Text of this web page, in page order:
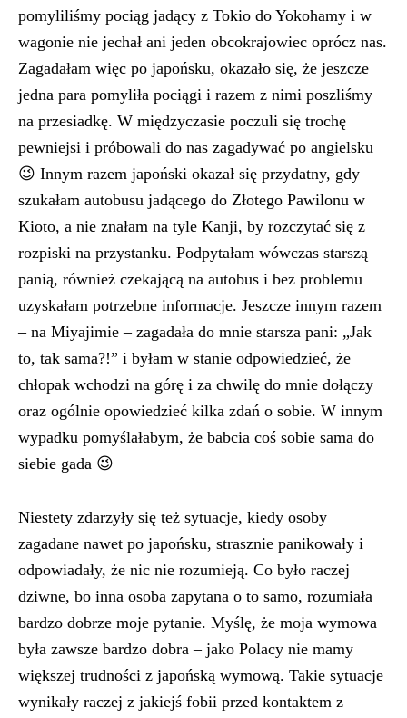
pomyliliśmy pociąg jadący z Tokio do Yokohamy i w
wagonie nie jechał ani jeden obcokrajowiec oprócz nas.
Zagadałam więc po japońsku, okazało się, że jeszcze
jedna para pomyliła pociągi i razem z nimi poszliśmy
na przesiadkę. W międzyczasie poczuli się trochę
pewniejsi i próbowali do nas zagadywać po angielsku
😉 Innym razem japoński okazał się przydatny, gdy
szukałam autobusu jadącego do Złotego Pawilonu w
Kioto, a nie znałam na tyle Kanji, by rozczytać się z
rozpiski na przystanku. Podpytałam wówczas starszą
panią, również czekającą na autobus i bez problemu
uzyskałam potrzebne informacje. Jeszcze innym razem
– na Miyajimie – zagadała do mnie starsza pani: „Jak
to, tak sama?!” i byłam w stanie odpowiedzieć, że
chłopak wchodzi na górę i za chwilę do mnie dołączy
oraz ogólnie opowiedzieć kilka zdań o sobie. W innym
wypadku pomyślałabym, że babcia coś sobie sama do
siebie gada 😉
Niestety zdarzyły się też sytuacje, kiedy osoby
zagadane nawet po japońsku, strasznie panikowały i
odpowiadały, że nic nie rozumieją. Co było raczej
dziwne, bo inna osoba zapytana o to samo, rozumiała
bardzo dobrze moje pytanie. Myślę, że moja wymowa
była zawsze bardzo dobra – jako Polacy nie mamy
większej trudności z japońską wymową. Takie sytuacje
wynikały raczej z jakiejś fobii przed kontaktem z